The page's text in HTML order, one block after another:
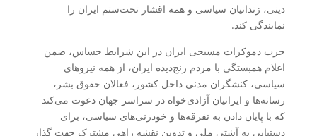
دینی، زندانیان سیاسی و همه اقشار تحت‌ستم ایران را
نمایندگی کند.
حزب دموکرات مسیحی ایران در این شرایط حساس، ضمن
اعلام همبستگی با مردم رنج‌دیده ایران، از همه نیروهای
سیاسی، کنشگران مدنی داخل کشور، فعالان حقوق بشر،
رسانه‌ها و ایرانیان آزادی‌خواه در سراسر جهان دعوت می‌کند
که با پایان دادن به تفرقه‌ها و خودزنی‌های سیاسی، برای
دستیابی به آشتی ملی و تدوین نقشه راهی مشترک جهت گذار